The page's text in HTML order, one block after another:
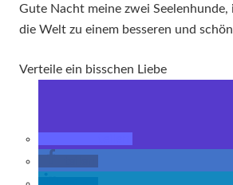
Gute Nacht meine zwei
die Welt zu einem besseren und
Verteile ein bisschen Liebe